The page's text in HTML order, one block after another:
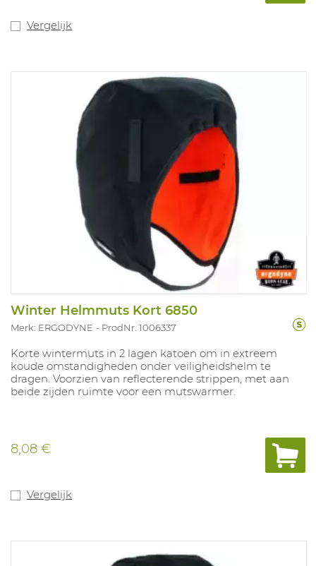
Vergelijk
Winter Helmmuts Kort 6850
Merk: ERGODYNE ProdNr. 1006337
Korte wintermuts in 2 lagen katoen om in extreem
koude omstandigheden onder veiligheidshelm te
dragen. Voorzien van reflecterende strippen, met aan
beide zijden ruimte voor een mutswarmer.
8,08 €
Vergelijk